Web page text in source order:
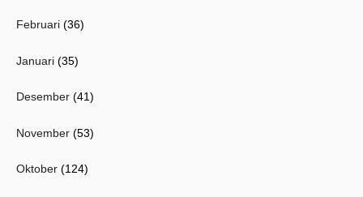
Februari (36)
Januari (35)
Desember (41)
November (53)
Oktober (124)